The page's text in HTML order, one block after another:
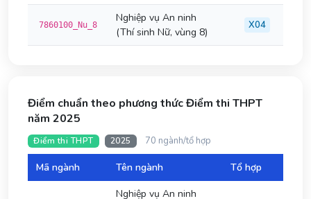
7860100_Nu_8
Nghiệp vụ An ninh
(Thí sinh Nữ, vùng 8)
X04
Điểm chuẩn theo phương thức Điểm thi THPT
năm 2025
Điểm thi THPT 2025 70 ngành/tổ hợp
Mã ngành Tên ngành Tổ hợp
Nghiệp vụ An ninh